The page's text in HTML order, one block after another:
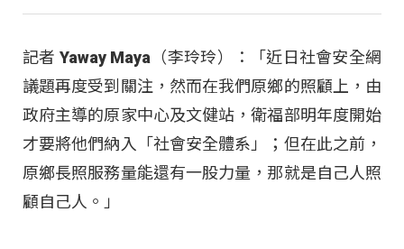
記者 Yaway Maya（李玲玲）：「近日社會安全網
議題再度受到關注，然而在我們原鄉的照顧上，由
政府主導的原家中心及文健站，衛福部明年度開始
才要將他們納入「社會安全體系」；但在此之前，
原鄉長照服務量能還有一股力量，那就是自己人照
顧自己人。」